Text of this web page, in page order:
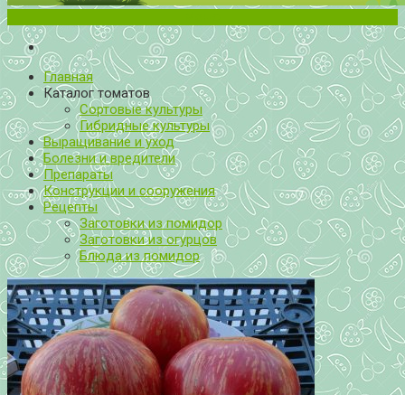
Все о томатах. Выращивание томатов. Сорта и рассада.
Выращивание и уход за томатами
Главная
Каталог томатов
Сортовые культуры
Гибридные культуры
Выращивание и уход
Болезни и вредители
Препараты
Конструкции и сооружения
Рецепты
Заготовки из помидор
Заготовки из огурцов
Блюда из помидор